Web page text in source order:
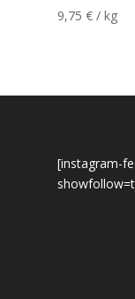
9,75€ / kg
[instagram-